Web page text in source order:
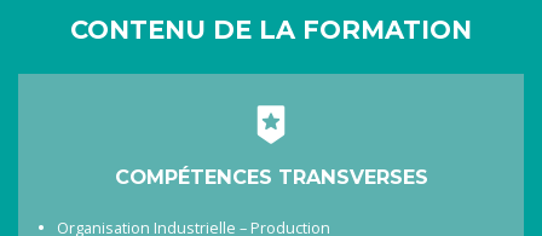
CONTENU DE LA FORMATION
COMPÉTENCES TRANSVERSES
Organisation Industrielle – Production